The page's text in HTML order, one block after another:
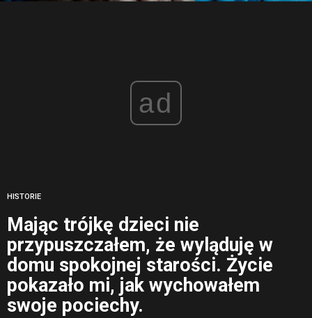
ad
HISTORIE
Mając trójkę dzieci nie
przypuszczałem, że wyląduję w
domu spokojnej starości. Życie
pokazało mi, jak wychowałem
swoje pociechy.